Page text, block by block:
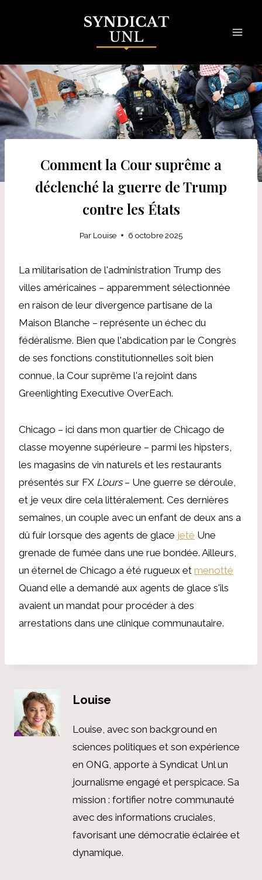
Comment la Cour suprême a
déclenché la guerre de Trump
contre les États
Par Louise 6 octobre 2025
La militarisation de l'administration Trump des
villes américaines – apparemment sélectionnée
en raison de leur divergence partisane de la
Maison Blanche – représente un échec du
fédéralisme. Bien que l'abdication par le Congrès
de ses fonctions constitutionnelles soit bien
connue, la Cour suprême l'a rejoint dans
Greenlighting Executive OverEach.
Chicago – ici dans mon quartier de Chicago de
classe moyenne supérieure – parmi les hipsters,
les magasins de vin naturels et les restaurants
présentés sur FX L'ours– Une guerre se déroule,
et je veux dire cela littéralement. Ces dernières
semaines, un couple avec un enfant de deux ans a
dû fuir lorsque des agents de glace jeté Une
grenade de fumée dans une rue bondée. Ailleurs,
un éternel de Chicago a été rugueux et menotté
Quand elle a demandé aux agents de glace s'ils
avaient un mandat pour procéder à des
arrestations dans une clinique communautaire.
Louise
Louise, avec son background en
sciences politiques et son expérience
en ONG, apporte à Syndicat Unl un
journalisme engagé et perspicace. Sa
mission : fortifier notre communauté
avec des informations cruciales,
favorisant une démocratie éclairée et
dynamique.